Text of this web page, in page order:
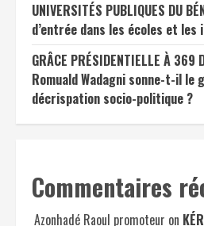
UNIVERSITÉS PUBLIQUES DU
d’entrée dans les écoles et
GRÂCE PRÉSIDENTIELLE À 369
Romuald Wadagni sonne-t-il le
décrispation socio-politique ?
Commentaires
Azonhadé Raoul promoteur on